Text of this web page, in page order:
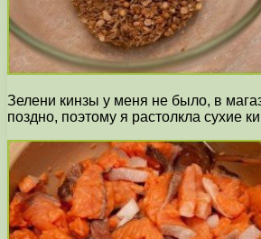
Зелени кинзы у меня не было, в
поздно, поэтому я растолкла сухие